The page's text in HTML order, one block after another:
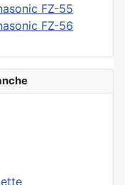
FZ-55
FZ-56